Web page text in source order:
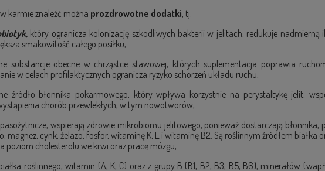
karmie znaleźć można prozdrowotne dodatki, tj:
który ogranicza kolonizację szkodliwych bakterii w jelitach, redukuje
smakowitość całego posiłku,
substancje obecne w chrząstce stawowej, których suplementacja poprawia
w celach profilaktycznych ogranicza ryzyko schorzeń układu ruchu,
źródło błonnika pokarmowego, który wpływa korzystnie na perystaltykę jelit,
chorób przewlekłych, w tym nowotworów,
wspierają zdrowie mikrobiomu jelitowego, ponieważ dostarczają
magnez, cynk, żelazo, fosfor, witaminę K, E i witaminę B2. Są roślinnym źródłem
poziom cholesterolu we krwi oraz pracę mózgu,
roślinnego, witamin (A, K, C) oraz z grupy B (B1, B2, B3, B5, B6), minerałów